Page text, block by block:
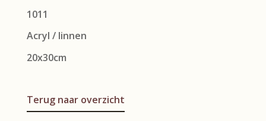
1011
Acryl / linnen
20x30cm
Terug naar overzicht